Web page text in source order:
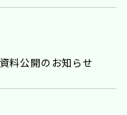
料公開のお知らせ